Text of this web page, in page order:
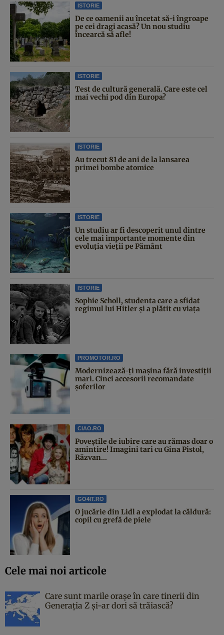
ISTORIE
De ce oamenii au încetat să-i îngroape
pe cei dragi acasă? Un nou studiu
încearcă să afle!
ISTORIE
Test de cultură generală. Care este cel
mai vechi pod din Europa?
ISTORIE
Au trecut 81 de ani de la lansarea
primei bombe atomice
ISTORIE
Un studiu ar fi descoperit unul dintre
cele mai importante momente din
evoluția vieții pe Pământ
ISTORIE
Sophie Scholl, studenta care a sfidat
regimul lui Hitler și a plătit cu viața
PROMOTOR.RO
Modernizează-ți mașina fără investiții
mari. Cinci accesorii recomandate
șoferilor
CIAO.RO
Poveştile de iubire care au rămas doar o
amintire! Imagini tari cu Gina Pistol,
Răzvan...
GO4IT.RO
O jucărie din Lidl a explodat la căldură:
copil cu grefă de piele
Cele mai noi articole
Care sunt marile orașe în care tinerii din
Generația Z și-ar dori să trăiască?